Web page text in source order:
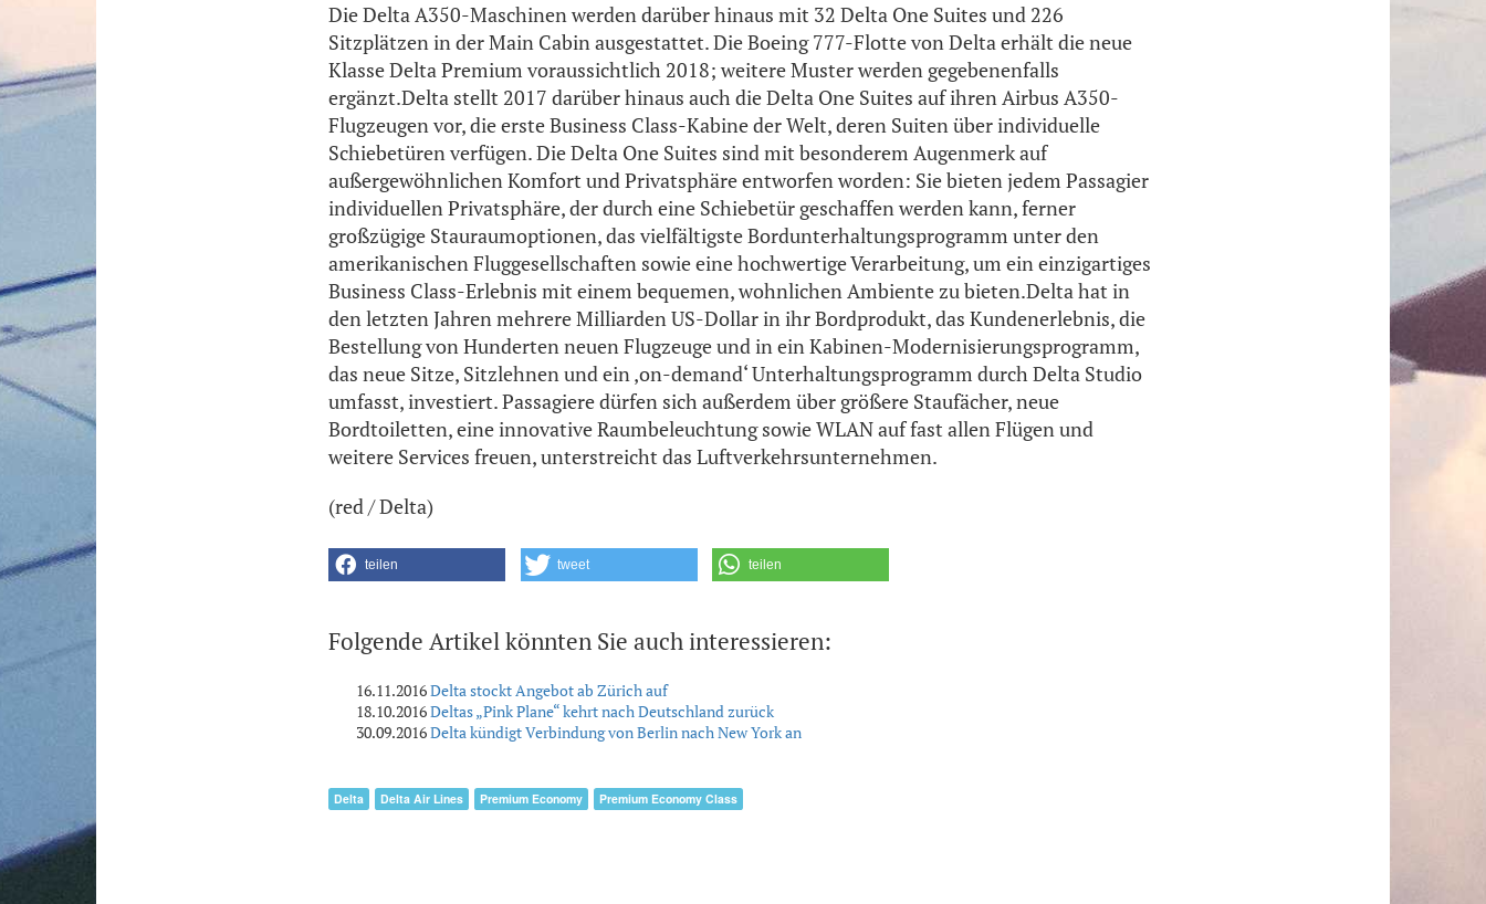
Die Delta A350-Maschinen werden darüber hinaus mit 32 Delta One Suites und 226
Sitzplätzen in der Main Cabin ausgestattet. Die Boeing 777-Flotte von Delta erhält die neue
Klasse Delta Premium voraussichtlich 2018; weitere Muster werden gegebenenfalls
ergänzt.Delta stellt 2017 darüber hinaus auch die Delta One Suites auf ihren Airbus A350-
Flugzeugen vor, die erste Business Class-Kabine der Welt, deren Suiten über individuelle
Schiebetüren verfügen. Die Delta One Suites sind mit besonderem Augenmerk auf
außergewöhnlichen Komfort und Privatsphäre entworfen worden: Sie bieten jedem Passagier
individuellen Privatsphäre, der durch eine Schiebetür geschaffen werden kann, ferner
großzügige Stauraumoptionen, das vielfältigste Bordunterhaltungsprogramm unter den
amerikanischen Fluggesellschaften sowie eine hochwertige Verarbeitung, um ein einzigartiges
Business Class-Erlebnis mit einem bequemen, wohnlichen Ambiente zu bieten.Delta hat in
den letzten Jahren mehrere Milliarden US-Dollar in ihr Bordprodukt, das Kundenerlebnis, die
Bestellung von Hunderten neuen Flugzeuge und in ein Kabinen-Modernisierungsprogramm,
das neue Sitze, Sitzlehnen und ein ‚on-demand‘ Unterhaltungsprogramm durch Delta Studio
umfasst, investiert. Passagiere dürfen sich außerdem über größere Staufächer, neue
Bordtoiletten, eine innovative Raumbeleuchtung sowie WLAN auf fast allen Flügen und
weitere Services freuen, unterstreicht das Luftverkehrsunternehmen.
(red / Delta)
teilen tweet teilen
Folgende Artikel könnten Sie auch interessieren:
16.11.2016Delta stockt Angebot ab Zürich auf
18.10.2016Deltas „Pink Plane“ kehrt nach Deutschland zurück
30.09.2016Delta kündigt Verbindung von Berlin nach New York an
Delta Delta Air Lines Premium Economy Premium Economy Class